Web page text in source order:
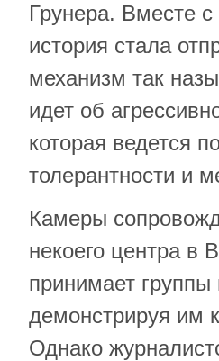
Грунера. Вместе
история стала
механизм так
идет об
которая ведется
толерантности и
Камеры
некоего центра в
принимает группы
демонстрируя им
Однако